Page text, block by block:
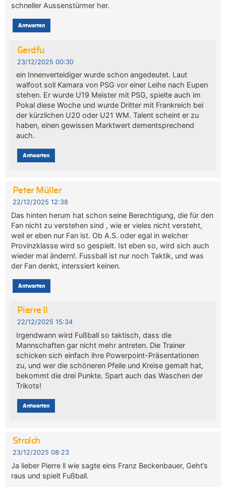
schneller Aussenstürmer her.
Antworten
Gerdfu
23/12/2025 00:30
ein Innenverteidiger wurde schon angedeutet. Laut
walfoot soll Kamara von PSG vor einer Leihe nach Eupen
stehen. Er wurde U19 Meister mit PSG, spielte auch im
Pokal diese Woche und wurde Dritter mit Frankreich bei
der kürzlichen U20 oder U21 WM. Talent scheint er zu
haben, einen gewissen Marktwert dementsprechend
auch.
Antworten
Peter Müller
22/12/2025 12:38
Das hinten herum hat schon seine Berechtigung, die für den
Fan nicht zu verstehen sind , wie er vieles nicht versteht,
weil er eben nur Fan ist. Ob A.S. oder egal in welcher
Provinzklasse wird so gespielt. Ist eben so, wird sich auch
wieder mal ändern!. Fussball ist nur noch Taktik, und was
der Fan denkt, interssiert keinen.
Antworten
Pierre Il
22/12/2025 15:34
Irgendwann wird Fußball so taktisch, dass die
Mannschaften gar nicht mehr antreten. Die Trainer
schicken sich einfach ihre Powerpoint-Präsentationen
zu, und wer die schöneren Pfeile und Kreise gemalt hat,
bekommt die drei Punkte. Spart auch das Waschen der
Trikots!
Antworten
Strolch
23/12/2025 08:23
Ja lieber Pierre ll wie sagte eins Franz Beckenbauer, Geht’s
raus und spielt Fußball.